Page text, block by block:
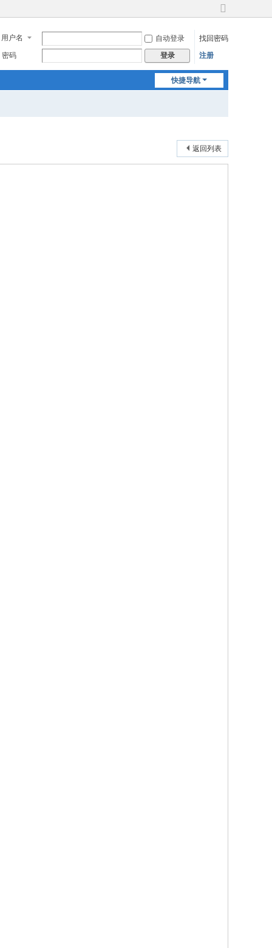
切
到
用户名 自动登录
找回密码
密码
登录 注册
快捷导航
返回列表